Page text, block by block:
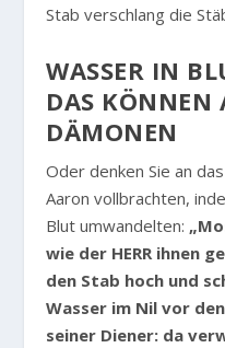
Stab verschlang die
WASSER IN
DAS KÖNNEN
DÄMONEN
Oder denken Sie an
Aaron vollbrachten,
Blut umwandelten:
wie der HERR ihnen
den Stab hoch und
Wasser im Nil vor
seiner Diener: da